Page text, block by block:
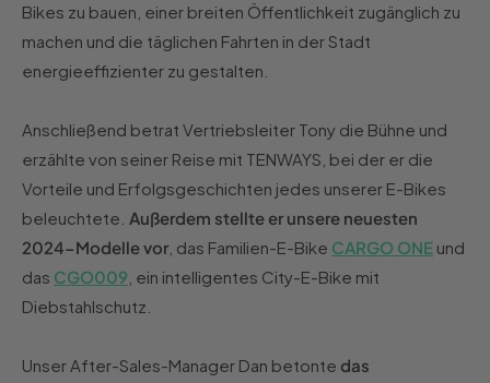
Bikes zu bauen, einer breiten Öffentlichkeit zugänglich zu
machen und die täglichen Fahrten in der Stadt
energieeffizienter zu gestalten.
Anschließend betrat Vertriebsleiter Tony die Bühne und
erzählte von seiner Reise mit TENWAYS, bei der er die
Vorteile und Erfolgsgeschichten jedes unserer E-Bikes
beleuchtete. Außerdem stellte er unsere neuesten
2024-Modelle vor , das Familien-E-Bike CARGO ONE und
das CGO009 , ein intelligentes City-E-Bike mit
Diebstahlschutz.
Unser After-Sales-Manager Dan betonte das